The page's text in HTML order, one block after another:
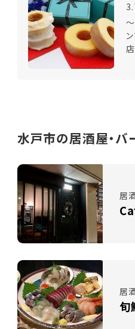
店
水戸市の居酒屋・バ
居
居
旬